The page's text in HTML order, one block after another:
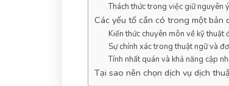
Thách thức trong việc giữ nguyên
Các yếu tố cần có trong một bản
Kiến thức chuyên môn về kỹ thuật
Sự chính xác trong thuật ngữ và
Tính nhất quán và khả năng cập
Tại sao nên chọn dịch vụ dịch